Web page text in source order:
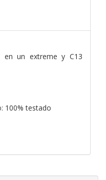
en un extreme y C13
100% testado